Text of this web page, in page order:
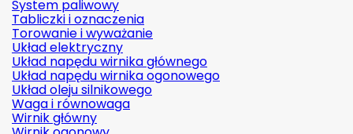
System paliwowy
Tabliczki i oznaczenia
Torowanie i wyważanie
Układ elektryczny
Układ napędu wirnika głównego
Układ napędu wirnika ogonowego
Układ oleju silnikowego
Waga i równowaga
Wirnik główny